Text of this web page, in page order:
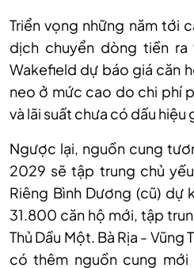
Triển vọng những năm tới
dịch chuyển dòng tiền ra
Wakefield dự báo giá căn
neo ở mức cao do chi phí
và lãi suất chưa có dấu hiệu
Ngược lại, nguồn cung
2029 sẽ tập trung chủ
Riêng Bình Dương (cũ) dự
31.800 căn hộ mới, tập
Thủ Dầu Một. Bà Rịa - Vũng
có thêm nguồn cung